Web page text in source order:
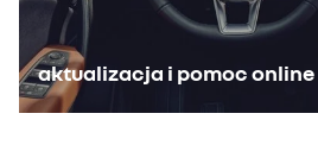
aktualizacja i pomoc online